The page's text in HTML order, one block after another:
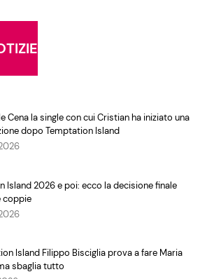
Cena la single con cui Cristian ha iniziato una
dopo Temptation Island
Island 2026 e poi: ecco la decisione finale
coppie
Island Filippo Bisciglia prova a fare Maria
sbaglia tutto